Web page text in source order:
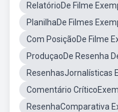
RelatórioDe Filme
PlanilhaDe Filmes
Com PosiçãoDe Filme
ProduçaoDe Resenha
ResenhasJornalísticas
Comentário
ResenhaComparativa